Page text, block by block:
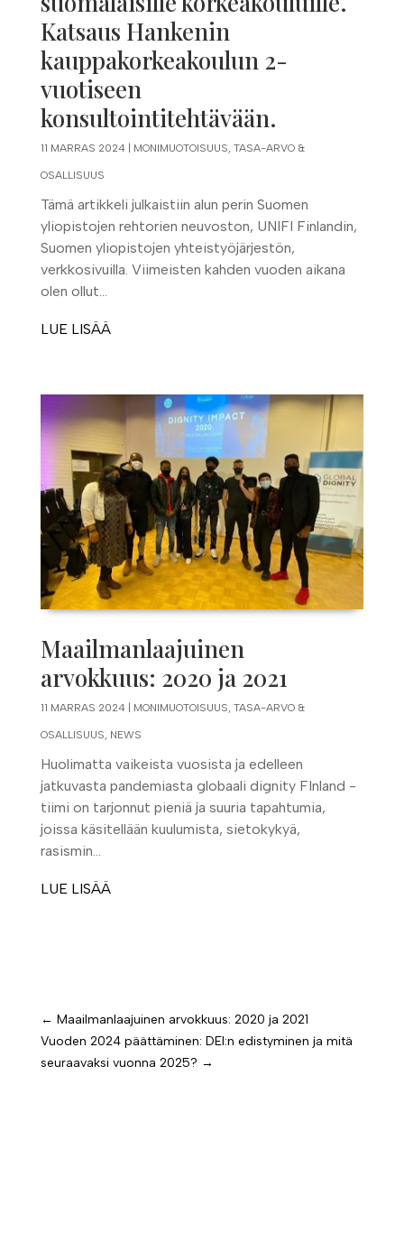
Katsaus Hankenin
kauppakorkeakoulun 2-
vuotiseen
konsultointitehtävään.
11 MARRAS 2024| MONIMUOTOISUUS, TASA-ARVO &
OSALLISUUS
Tämä artikkeli julkaistiin alun perin Suomen
yliopistojen rehtorien neuvoston, UNIFI Finlandin,
Suomen yliopistojen yhteistyöjärjestön,
verkkosivuilla. Viimeisten kahden vuoden aikana
olen ollut...
LUE LISÄÄ
Maailmanlaajuinen
arvokkuus: 2020 ja 2021
11 MARRAS 2024| MONIMUOTOISUUS, TASA-ARVO &
OSALLISUUS, NEWS
Huolimatta vaikeista vuosista ja edelleen
jatkuvasta pandemiasta globaali dignity FInland -
tiimi on tarjonnut pieniä ja suuria tapahtumia,
joissa käsitellään kuulumista, sietokykyä,
rasismin...
LUE LISÄÄ
← Maailmanlaajuinen arvokkuus: 2020 ja 2021
Vuoden 2024 päättäminen: DEI:n edistyminen ja mitä
seuraavaksi vuonna 2025? →